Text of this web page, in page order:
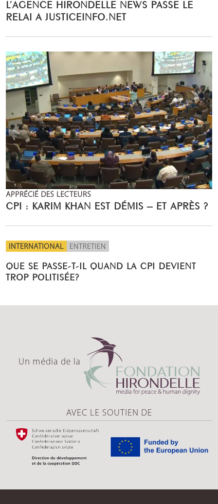
L’AGENCE HIRONDELLE NEWS PASSE LE
RELAI A JUSTICEINFO.NET
APPRÉCIÉ DES LECTEURS
CPI : KARIM KHAN EST DÉMIS – ET APRÈS ?
INTERNATIONAL ENTRETIEN
QUE SE PASSE-T-IL QUAND LA CPI DEVIENT
TROP POLITISÉE?
Un média de la
AVEC LE SOUTIEN DE